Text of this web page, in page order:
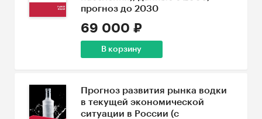
прогноз до 2030
69 000 ₽
В корзину
Прогноз развития рынка водки
в текущей экономической
ситуации в России (с